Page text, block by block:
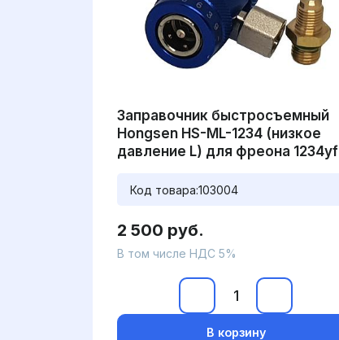
Заправочник быстросъемный
Hongsen HS-ML-1234 (низкое
давление L) для фреона 1234yf
Код товара:103004
2 500 руб.
В том числе НДС 5%
В корзину